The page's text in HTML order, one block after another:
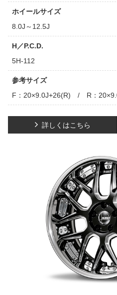
ホイールサイズ
8.0J～12.5J
H／P.C.D.
5H-112
参考サイズ
F：20×9.0J+26(R) / R：
詳しくはこちら